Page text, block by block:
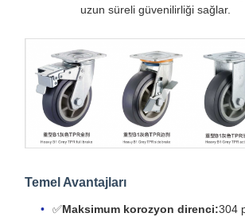
uzun süreli güvenilirliği sağlar.
Temel Avantajları
✅Maksimum korozyon direnci:304